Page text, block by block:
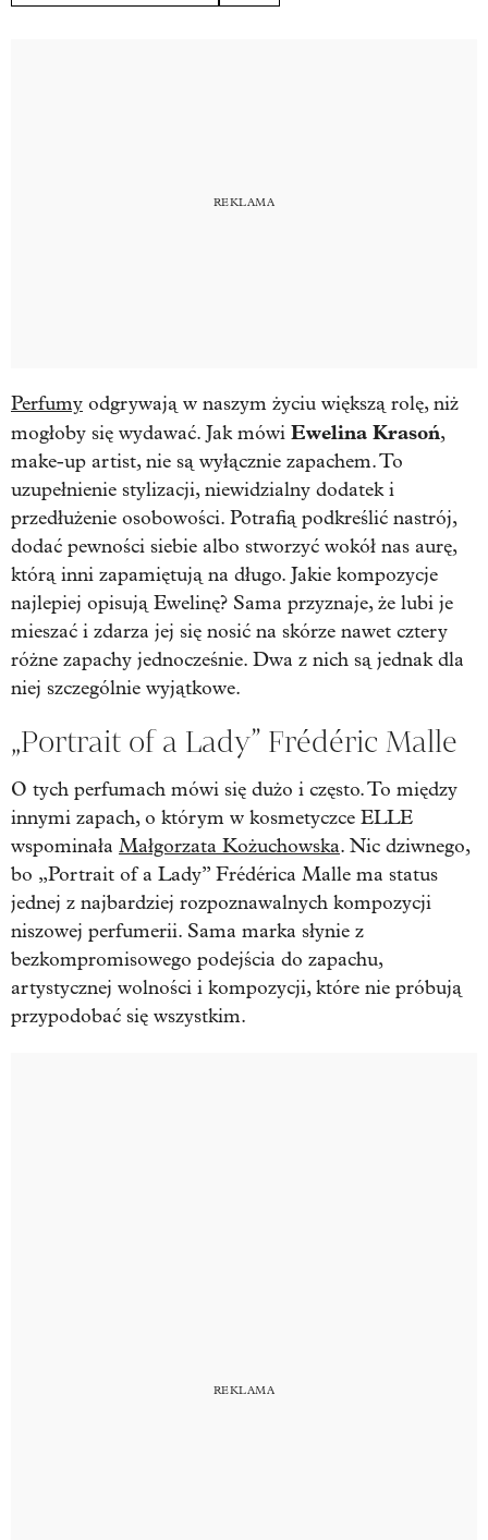
Perfumy odgrywają w naszym życiu większą rolę, niż
mogłoby się wydawać. Jak mówi Ewelina Krasoń,
make-up artist, nie są wyłącznie zapachem. To
uzupełnienie stylizacji, niewidzialny dodatek i
przedłużenie osobowości. Potrafią podkreślić nastrój,
dodać pewności siebie albo stworzyć wokół nas aurę,
którą inni zapamiętują na długo. Jakie kompozycje
najlepiej opisują Ewelinę? Sama przyznaje, że lubi je
mieszać i zdarza jej się nosić na skórze nawet cztery
różne zapachy jednocześnie. Dwa z nich są jednak dla
niej szczególnie wyjątkowe.
„Portrait of a Lady” Frédéric Malle
O tych perfumach mówi się dużo i często. To między
innymi zapach, o którym w kosmetyczce ELLE
wspominała Małgorzata Kożuchowska. Nic dziwnego,
bo „Portrait of a Lady” Frédérica Malle ma status
jednej z najbardziej rozpoznawalnych kompozycji
niszowej perfumerii. Sama marka słynie z
bezkompromisowego podejścia do zapachu,
artystycznej wolności i kompozycji, które nie próbują
przypodobać się wszystkim.